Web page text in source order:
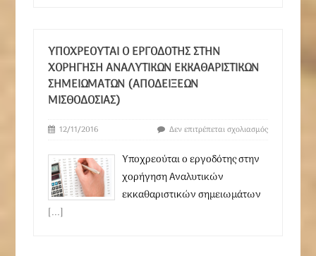
ΥΠΟΧΡΕΟΎΤΑΙ Ο ΕΡΓΟΔΌΤΗΣ ΣΤΗΝ
ΧΟΡΉΓΗΣΗ ΑΝΑΛΥΤΙΚΏΝ ΕΚΚΑΘΑΡΙΣΤΙΚΏΝ
ΣΗΜΕΙΩΜΆΤΩΝ (ΑΠΟΔΕΊΞΕΩΝ
ΜΙΣΘΟΔΟΣΊΑΣ)
12/11/2016 Δεν επιτρέπεται σχολιασμός
Υποχρεούται ο εργοδότης στην
χορήγηση Αναλυτικών
εκκαθαριστικών σημειωμάτων
[...]